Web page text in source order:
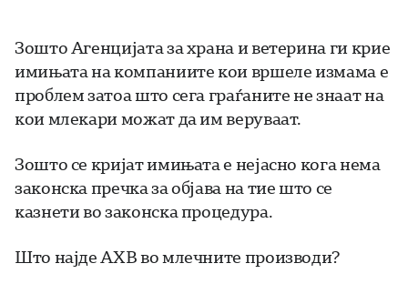
Зошто Агенцијата за храна и ветерина ги крие
имињата на компаниите кои вршеле измама е
проблем затоа што сега граѓаните не знаат на
кои млекари можат да им веруваат.
Зошто се кријат имињата е нејасно кога нема
законска пречка за објава на тие што се
казнети во законска процедура.
Што најде АХВ во млечните производи?